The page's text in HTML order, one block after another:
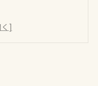
とは？
めの指導も受けら
に入れよう！